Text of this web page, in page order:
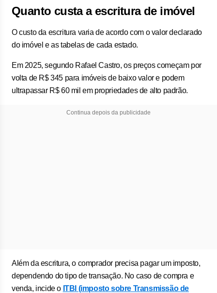
Quanto custa a escritura de imóvel
O custo da escritura varia de acordo com o valor declarado
do imóvel e as tabelas de cada estado.
Em 2025, segundo Rafael Castro, os preços começam por
volta de R$ 345 para imóveis de baixo valor e podem
ultrapassar R$ 60 mil em propriedades de alto padrão.
Continua depois da publicidade
Além da escritura, o comprador precisa pagar um imposto,
dependendo do tipo de transação. No caso de compra e
venda, incide o ITBI (imposto sobre Transmissão de